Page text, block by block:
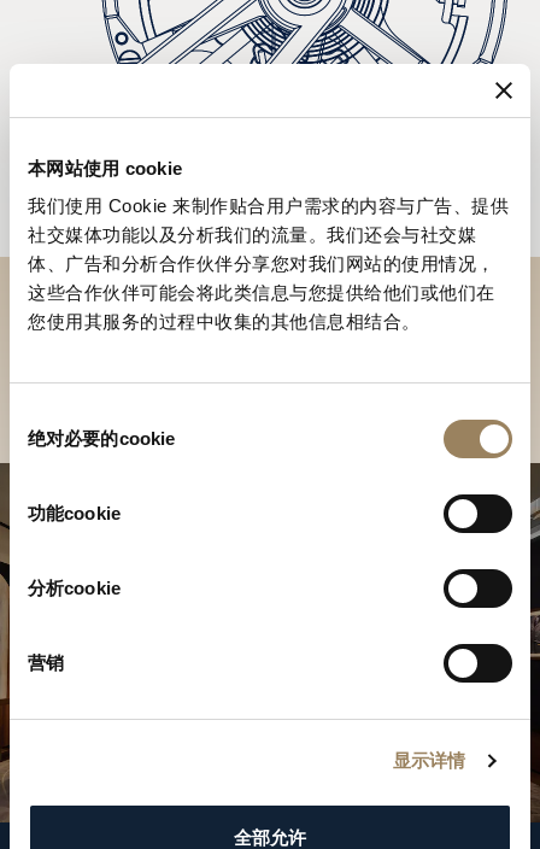
本网站使用 cookie
我们使用 Cookie 来制作贴合用户需求的内容与广告、提供
社交媒体功能以及分析我们的流量。我们还会与社交媒
体、广告和分析合作伙伴分享您对我们网站的使用情况，
这些合作伙伴可能会将此类信息与您提供给他们或他们在
您使用其服务的过程中收集的其他信息相结合。
绝对必要的cookie
功能cookie
分析cookie
营销
显示详情
全部允许
於專賣店探索品牌系列作品
尋找專賣店